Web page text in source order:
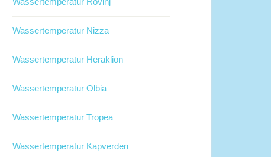
Wassertemperatur Nizza
Wassertemperatur Heraklion
Wassertemperatur Olbia
Wassertemperatur Tropea
Wassertemperatur Kapverden